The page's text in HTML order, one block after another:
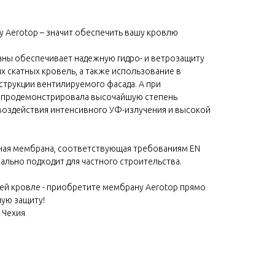
Aerotop – значит обеспечить вашу кровлю
обеспечивает надежную гидро- и ветрозащиту
скатных кровель, а также использование в
вентилируемого фасада. А при
высочайшую степень
интенсивного УФ-излучения и высокой
мембрана, соответствующая требованиям EN
подходит для частного строительства.
кровле - приобретите мембрану Aerotop прямо
защиту!